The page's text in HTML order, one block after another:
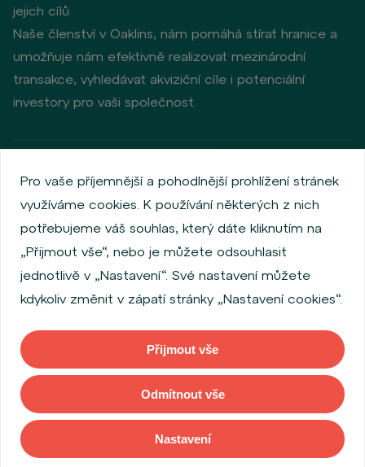
jejich cílů.
Naše členství v Oaklins, nám pomáhá stírat hranice a
umožňuje nám efektivně realizovat mezinárodní
transakce, vyhledávat akviziční cíle i potenciální
investory pro vaši společnost.
Zásady ochrany osobních údajů
Používání cookies
Informace o emitentech
Zaměstnanecký akciový program
Povinně zveřejňované informace
Finanční výkonnost
Regulation S, Rule 144a
Informace dle MiFID
Copyright © 2026 WOOD & Company. Všechna práva vyhrazena. (WOOD
& Company Financial Services, a. s., je regulovaná Českou národní
bankou se sídlem Na Příkopě 28, 115 03, Praha 1, Česká republika).
Pro vaše příjemnější a pohodlnější prohlížení stránek
využíváme cookies. K používání některých z nich
potřebujeme váš souhlas, který dáte kliknutím na
„Přijmout vše“, nebo je můžete odsouhlasit
jednotlivě v „Nastavení“. Své nastavení můžete
kdykoliv změnit v zápatí stránky „Nastavení cookies“.
Nastavení
Odmítnout vše
Přijmout vše